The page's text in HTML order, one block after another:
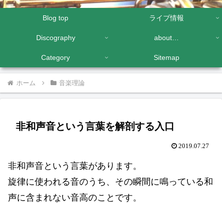
Blog top ライブ情報
Discography about…
Category Sitemap
ホーム 音楽理論
非和声音という言葉を解剖する入口
2019.07.27
非和声音という言葉があります。
旋律に使われる音のうち、その瞬間に鳴っている和
声に含まれない音高のことです。